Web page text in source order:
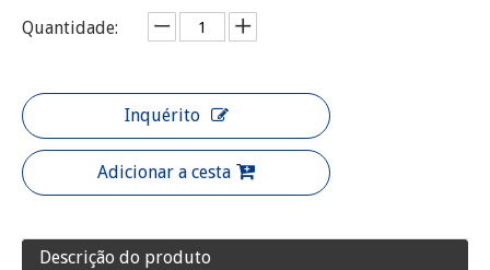
Quantidade:
Inquérito
Adicionar a cesta
Descrição do produto